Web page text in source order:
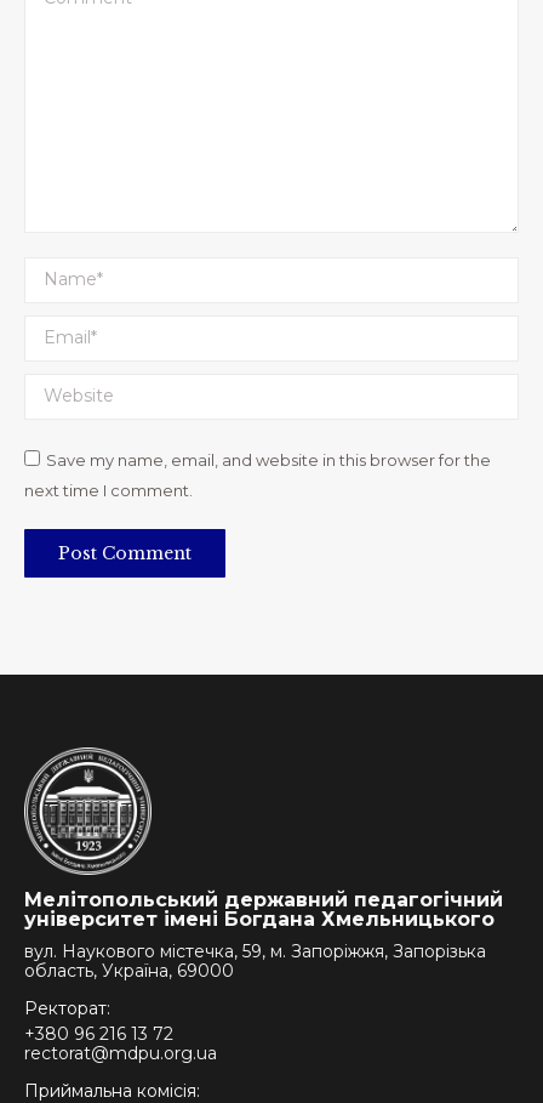
Name *
Email *
Website
Save my name, email, and website in this browser for the
next time I comment.
Post Comment
Мелітопольський державний педагогічний
університет імені Богдана Хмельницького
вул. Наукового містечка, 59, м. Запоріжжя, Запорізька
область, Україна, 69000
Ректорат:
+380 96 216 13 72
rectorat@mdpu.org.ua
Приймальна комісія: